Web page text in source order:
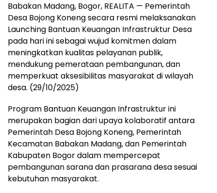
Babakan Madang, Bogor, REALITA — Pemerintah
Desa Bojong Koneng secara resmi melaksanakan
Launching Bantuan Keuangan Infrastruktur Desa
pada hari ini sebagai wujud komitmen dalam
meningkatkan kualitas pelayanan publik,
mendukung pemerataan pembangunan, dan
memperkuat aksesibilitas masyarakat di wilayah
desa. (29/10/2025)
Program Bantuan Keuangan Infrastruktur ini
merupakan bagian dari upaya kolaboratif antara
Pemerintah Desa Bojong Koneng, Pemerintah
Kecamatan Babakan Madang, dan Pemerintah
Kabupaten Bogor dalam mempercepat
pembangunan sarana dan prasarana desa sesuai
kebutuhan masyarakat.